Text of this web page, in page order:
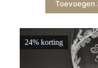
Toevoegen
24% korting